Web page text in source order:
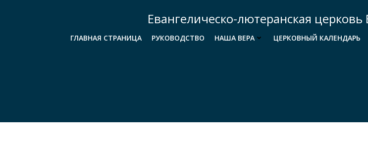
Евангелическо-лютеранская церковь
ГЛАВНАЯ СТРАНИЦА РУКОВОДСТВО НАША ВЕРА ЦЕРКОВНЫЙ КАЛЕНДАРЬ